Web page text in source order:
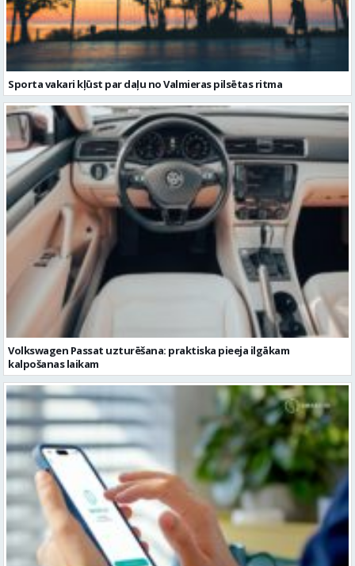
Sporta vakari kļūst par daļu no Valmieras pilsētas ritma
Volkswagen Passat uzturēšana: praktiska pieeja ilgākam
kalpošanas laikam